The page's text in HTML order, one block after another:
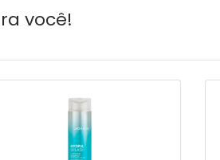
você!